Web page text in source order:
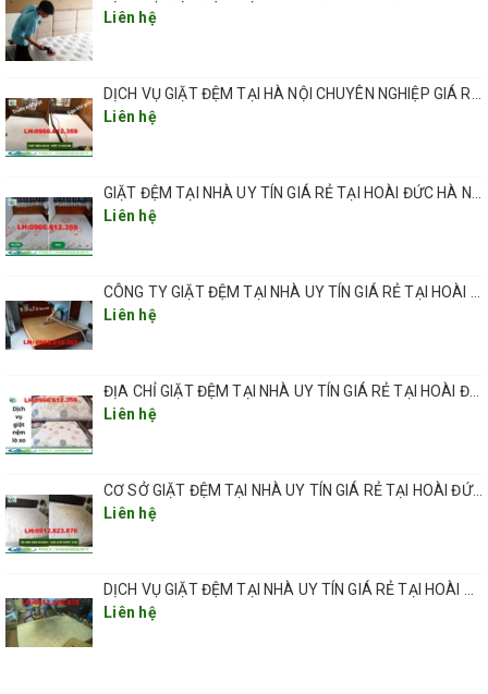
thời gian. Bên cạnh đó, việc không có đầy đủ những
dụng cụ vệ sinh chuyên dụng sẽ không thể đảm bảo
đệm được làm sạch hoàn toàn.
Khi sử dụng dịch vụ vệ sinh đệm của QHT VIỆT NAM
sau 60 phút sẽ có chuyên gia đến vệ sinh nệm cho
bạn.
Giá cả minh bạch
Đệm nhỏ hơn 1,5m giá giặt 250.000 VNĐ
Đệm từ 1,5m đến 1,8m giá giặt 300.000 VNĐ
Đệm lớn hơn 2m giá giặt 350.000 VNĐ
Quy trình vệ sinh đệm của QHT VIỆT NAM
Bước 1: Tiếp nhận thông tin đặt dịch vụ từ khách
hàng. Sau đó, Ccông nhân của QHT VIỆT NAM đến nơi
làm việc quan sát, phân loại nệm để đưa ra phương án
vệ sinh hợp lý.
Bước 2: Làm sạch bụi bẩn trên bề mặt nệm bằng máy
hút bụi chuyên dụng.
Bước 3: Khử khuẩn trên bề mặt nệm bằng hóa chất
Liên hệ
Liên hệ
Liên hệ
Liên hệ
ĐỊA CHỈ GIẶT ĐỆM TẠI NHÀ UY TÍN GIÁ RẺ TẠI HOÀI ĐỨC HÀ NỘI
Liên hệ
CƠ SỞ GIẶT ĐỆM TẠI NHÀ UY TÍN GIÁ RẺ TẠI HOÀI ĐỨC HÀ NỘI
Liên hệ
Liên hệ